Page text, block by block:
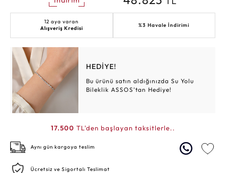
12 aya varan
Alışveriş Kredisi
%3 Havale İndirimi
HEDİYE!
Bu ürünü satın aldığınızda Su Yolu
Bileklik ASSOS’tan Hediye!
17.500 TL'den başlayan taksitlerle..
Aynı gün kargoya teslim
Ücretsiz ve Sigortalı Teslimat